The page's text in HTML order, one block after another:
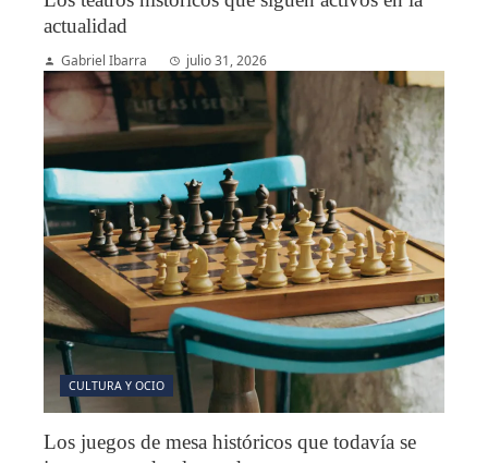
actualidad
Gabriel Ibarra julio 31, 2026
CULTURA Y OCIO
Los juegos de mesa históricos que todavía se